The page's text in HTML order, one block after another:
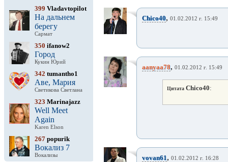
399 Vladavtopilot
На дальнем
берегу
Сармат
350 ifanow2
Город
Кукин Юрий
342 tumantho1
Аве, Мария
Светикова Светлана
323 Marinajazz
Well Meet
Again
Karen Elson
267 popurik
Вокализ 7
Вокализы
Chico40, 01.02.2012 г. 15:49
aanyaa78, 01.02.2012 г. 15:49
Цитата Chico40:
vovan61, 01.02.2012 г. 16:28